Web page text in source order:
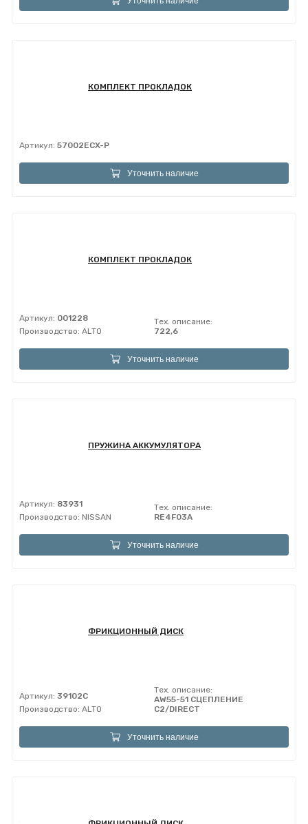
КОМПЛЕКТ ПРОКЛАДОК
Артикул: 57002ECX-P
Уточнить наличие
КОМПЛЕКТ ПРОКЛАДОК
Артикул: 001228
Производство: ALTO
Тех. описание:
722,6
Уточнить наличие
ПРУЖИНА АККУМУЛЯТОРА
Артикул: 83931
Производство: NISSAN
Тех. описание:
RE4F03A
Уточнить наличие
ФРИКЦИОННЫЙ ДИСК
Артикул: 39102C
Производство: ALTO
Тех. описание:
AW55-51 СЦЕПЛЕНИЕ
C2/DIRECT
Уточнить наличие